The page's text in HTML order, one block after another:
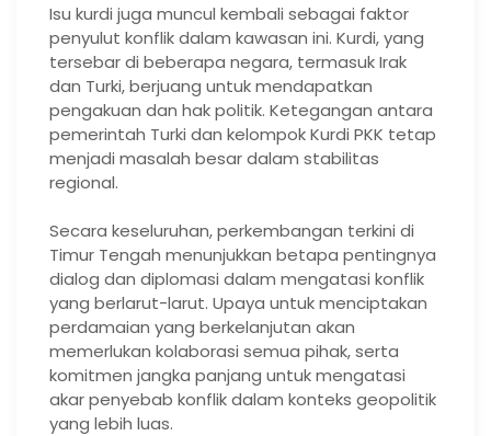
Isu kurdi juga muncul kembali sebagai faktor
penyulut konflik dalam kawasan ini. Kurdi, yang
tersebar di beberapa negara, termasuk Irak
dan Turki, berjuang untuk mendapatkan
pengakuan dan hak politik. Ketegangan antara
pemerintah Turki dan kelompok Kurdi PKK tetap
menjadi masalah besar dalam stabilitas
regional.
Secara keseluruhan, perkembangan terkini di
Timur Tengah menunjukkan betapa pentingnya
dialog dan diplomasi dalam mengatasi konflik
yang berlarut-larut. Upaya untuk menciptakan
perdamaian yang berkelanjutan akan
memerlukan kolaborasi semua pihak, serta
komitmen jangka panjang untuk mengatasi
akar penyebab konflik dalam konteks geopolitik
yang lebih luas.